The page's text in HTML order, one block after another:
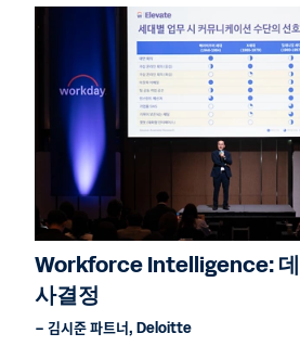
Workforce Intelligence: 데
사결정
– 김시준 파트너, Deloitte